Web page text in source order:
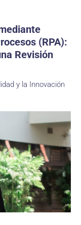
(RPA):
Revisión
y la Innovación